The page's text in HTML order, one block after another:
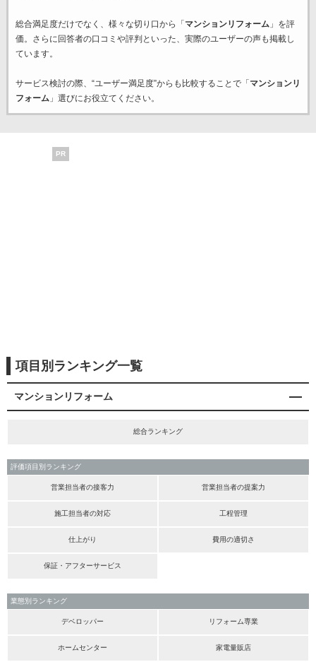
総合満足度だけでなく、様々な切り口から「 マンションリフォーム」を評
価。さらに回答者の口コミや評判といった、実際のユーザーの声も掲載し
ています。
サービス検討の際、“ユーザー満足度”からも比較することで「 マンションリ
フォーム」選びにお役立てください。
PR
項目別ランキング一覧
マンションリフォーム
総合ランキング
評価項目別ランキング
営業担当者の接客力 営業担当者の提案力
施工担当者の対応 工程管理
仕上がり 費用の適切さ
保証・アフターサービス
業態別ランキング
デベロッパー リフォーム専業
ホームセンター 家電量販店